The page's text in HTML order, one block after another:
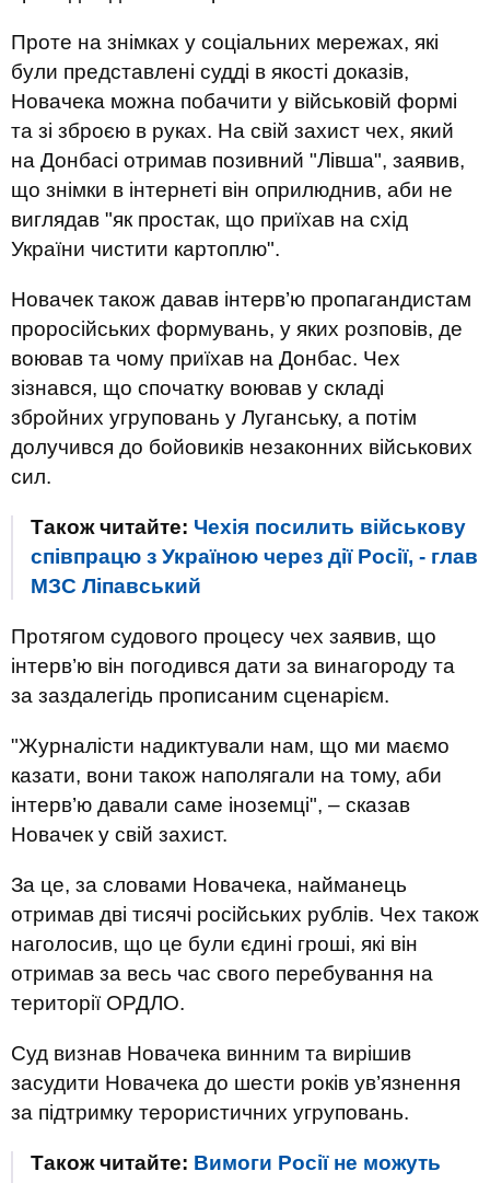
Проте на знімках у соціальних мережах, які
були представлені судді в якості доказів,
Новачека можна побачити у військовій формі
та зі зброєю в руках. На свій захист чех, який
на Донбасі отримав позивний "Лівша", заявив,
що знімки в інтернеті він оприлюднив, аби не
виглядав "як простак, що приїхав на схід
України чистити картоплю".
Новачек також давав інтерв’ю пропагандистам
проросійських формувань, у яких розповів, де
воював та чому приїхав на Донбас. Чех
зізнався, що спочатку воював у складі
збройних угруповань у Луганську, а потім
долучився до бойовиків незаконних військових
сил.
Також читайте: Чехія посилить військову
співпрацю з Україною через дії Росії, - глав
МЗС Ліпавський
Протягом судового процесу чех заявив, що
інтерв’ю він погодився дати за винагороду та
за заздалегідь прописаним сценарієм.
"Журналісти надиктували нам, що ми маємо
казати, вони також наполягали на тому, аби
інтерв’ю давали саме іноземці", – сказав
Новачек у свій захист.
За це, за словами Новачека, найманець
отримав дві тисячі російських рублів. Чех також
наголосив, що це були єдині гроші, які він
отримав за весь час свого перебування на
території ОРДЛО.
Суд визнав Новачека винним та вирішив
засудити Новачека до шести років ув’язнення
за підтримку терористичних угруповань.
Також читайте: Вимоги Росії не можуть